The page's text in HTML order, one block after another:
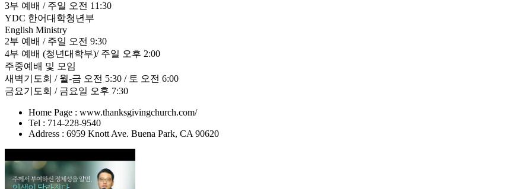
3부 예배 / 주일 오전 11:30
YDC 한어대학청년부
English Ministry
2부 예배 / 주일 오전 9:30
4부 예배 (청년대학부)/ 주일 오후 2:00
주중예배 및 모임
새벽기도회 / 월-금 오전 5:30 / 토 오전 6:00
금요기도회 / 금요일 오후 7:30
Home Page : www.thanksgivingchurch.com/
Tel : 714-228-9540
Address : 6959 Knott Ave. Buena Park, CA 90620